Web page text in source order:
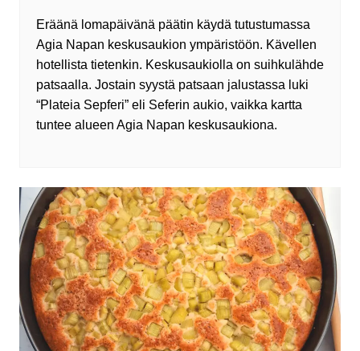
Eräänä lomapäivänä päätin käydä tutustumassa
Agia Napan keskusaukion ympäristöön. Kävellen
hotellista tietenkin. Keskusaukiolla on suihkulähde
patsaalla. Jostain syystä patsaan jalustassa luki
“Plateia Sepferi” eli Seferin aukio, vaikka kartta
tuntee alueen Agia Napan keskusaukiona.